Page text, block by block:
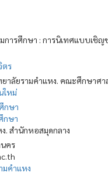
ารศึกษา : การนิเทศแบบเชิญ
ตร
าลัยรามคำแหง. คณะศึกษาศ
ใหม่
กษา
กษา
. สำนักหอสมุดกลาง
คร
มคำแหง